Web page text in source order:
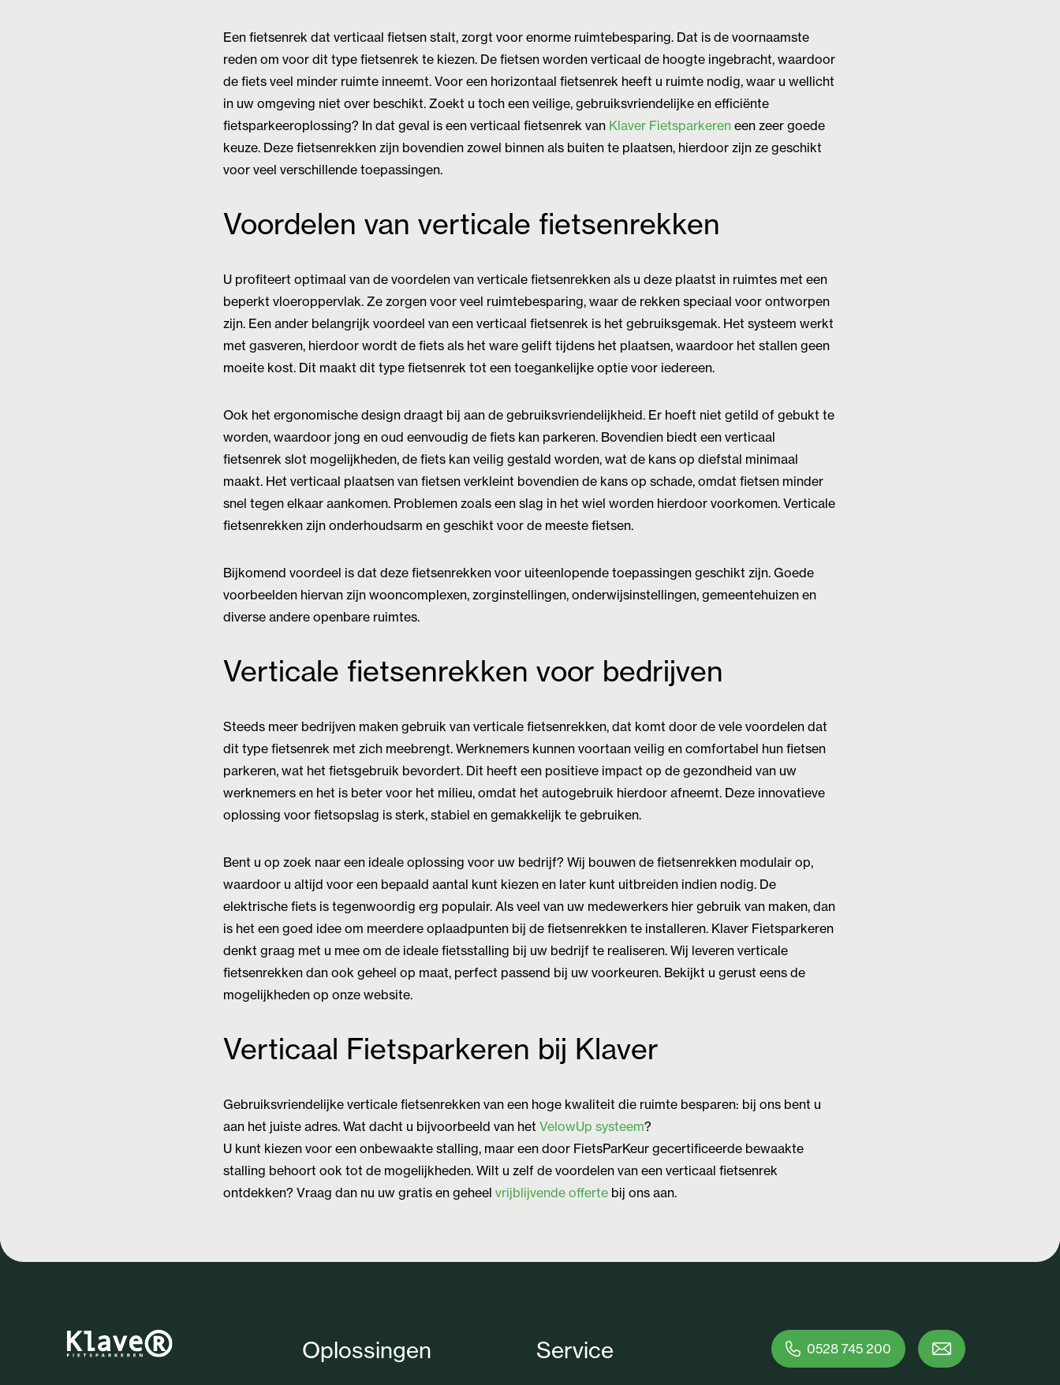
Een fietsenrek dat verticaal fietsen stalt, zorgt voor enorme ruimtebesparing. Dat is de voornaamste
reden om voor dit type fietsenrek te kiezen. De fietsen worden verticaal de hoogte ingebracht, waardoor
de fiets veel minder ruimte inneemt. Voor een horizontaal fietsenrek heeft u ruimte nodig, waar u wellicht
in uw omgeving niet over beschikt. Zoekt u toch een veilige, gebruiksvriendelijke en efficiënte
fietsparkeeroplossing? In dat geval is een verticaal fietsenrek van Klaver Fietsparkeren een zeer goede
keuze. Deze fietsenrekken zijn bovendien zowel binnen als buiten te plaatsen, hierdoor zijn ze geschikt
voor veel verschillende toepassingen.
Voordelen van verticale fietsenrekken
U profiteert optimaal van de voordelen van verticale fietsenrekken als u deze plaatst in ruimtes met een
beperkt vloeroppervlak. Ze zorgen voor veel ruimtebesparing, waar de rekken speciaal voor ontworpen
zijn. Een ander belangrijk voordeel van een verticaal fietsenrek is het gebruiksgemak. Het systeem werkt
met gasveren, hierdoor wordt de fiets als het ware gelift tijdens het plaatsen, waardoor het stallen geen
moeite kost. Dit maakt dit type fietsenrek tot een toegankelijke optie voor iedereen.
Ook het ergonomische design draagt bij aan de gebruiksvriendelijkheid. Er hoeft niet getild of gebukt te
worden, waardoor jong en oud eenvoudig de fiets kan parkeren. Bovendien biedt een verticaal
fietsenrek slot mogelijkheden, de fiets kan veilig gestald worden, wat de kans op diefstal minimaal
maakt. Het verticaal plaatsen van fietsen verkleint bovendien de kans op schade, omdat fietsen minder
snel tegen elkaar aankomen. Problemen zoals een slag in het wiel worden hierdoor voorkomen. Verticale
fietsenrekken zijn onderhoudsarm en geschikt voor de meeste fietsen.
Bijkomend voordeel is dat deze fietsenrekken voor uiteenlopende toepassingen geschikt zijn. Goede
voorbeelden hiervan zijn wooncomplexen, zorginstellingen, onderwijsinstellingen, gemeentehuizen en
diverse andere openbare ruimtes.
Verticale fietsenrekken voor bedrijven
Steeds meer bedrijven maken gebruik van verticale fietsenrekken, dat komt door de vele voordelen dat
dit type fietsenrek met zich meebrengt. Werknemers kunnen voortaan veilig en comfortabel hun fietsen
parkeren, wat het fietsgebruik bevordert. Dit heeft een positieve impact op de gezondheid van uw
werknemers en het is beter voor het milieu, omdat het autogebruik hierdoor afneemt. Deze innovatieve
oplossing voor fietsopslag is sterk, stabiel en gemakkelijk te gebruiken.
Bent u op zoek naar een ideale oplossing voor uw bedrijf? Wij bouwen de fietsenrekken modulair op,
waardoor u altijd voor een bepaald aantal kunt kiezen en later kunt uitbreiden indien nodig. De
elektrische fiets is tegenwoordig erg populair. Als veel van uw medewerkers hier gebruik van maken, dan
is het een goed idee om meerdere oplaadpunten bij de fietsenrekken te installeren. Klaver Fietsparkeren
denkt graag met u mee om de ideale fietsstalling bij uw bedrijf te realiseren. Wij leveren verticale
fietsenrekken dan ook geheel op maat, perfect passend bij uw voorkeuren. Bekijkt u gerust eens de
mogelijkheden op onze website.
Verticaal Fietsparkeren bij Klaver
Gebruiksvriendelijke verticale fietsenrekken van een hoge kwaliteit die ruimte besparen: bij ons bent u
aan het juiste adres. Wat dacht u bijvoorbeeld van hetVelowUp systeem?
U kunt kiezen voor een onbewaakte stalling, maar een door FietsParKeur gecertificeerde bewaakte
stalling behoort ook tot de mogelijkheden. Wilt u zelf de voordelen van een verticaal fietsenrek
ontdekken? Vraag dan nu uw gratis en geheelvrijblijvende offerte bij ons aan.
Oplossingen Service 0528 745 200